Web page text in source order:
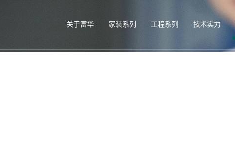
关于富华 家装系列 工程系列 技术实力